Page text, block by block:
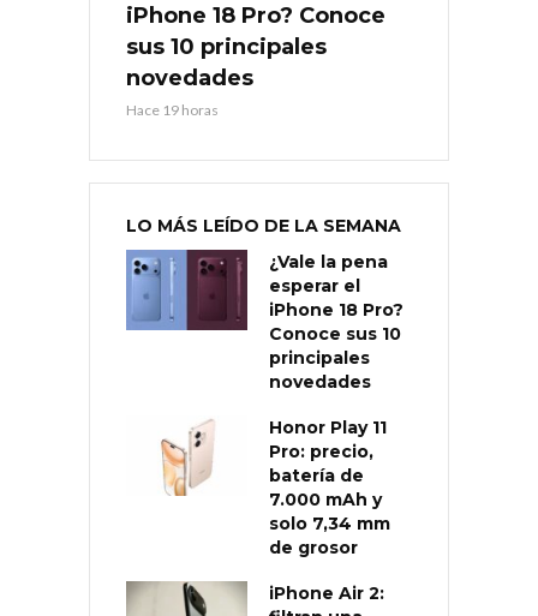
iPhone 18 Pro? Conoce
sus 10 principales
novedades
Hace 19 horas
LO MÁS LEÍDO DE LA SEMANA
¿Vale la pena
esperar el
iPhone 18 Pro?
Conoce sus 10
principales
novedades
Honor Play 11
Pro: precio,
batería de
7.000 mAh y
solo 7,34 mm
de grosor
iPhone Air 2: